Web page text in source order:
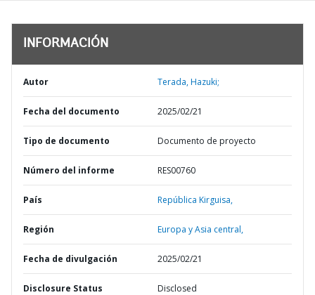
INFORMACIÓN
Autor Terada, Hazuki;
Fecha del documento 2025/02/21
Tipo de documento Documento de proyecto
Número del informe RES00760
País República Kirguisa,
Región Europa y Asia central,
Fecha de divulgación 2025/02/21
Disclosure Status Disclosed